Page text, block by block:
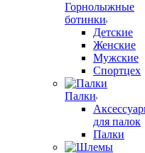
Горнолыжные
ботинки
Детские
Женские
Мужские
Спортцех
Палки
для палок
Палки